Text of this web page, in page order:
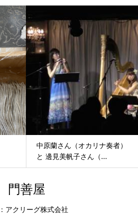
中原蘭さん（オカリナ奏者）
と 邊見美帆子さん（...
門善屋
アクリーグ株式会社